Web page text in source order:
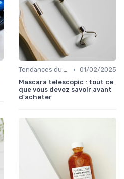
Tendances du Marché Bio • 01/02/2025
Mascara telescopic : tout ce
que vous devez savoir avant
d'acheter